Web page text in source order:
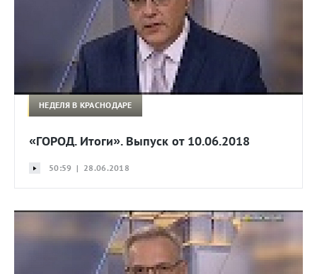
НЕДЕЛЯ В КРАСНОДАРЕ
«ГОРОД. Итоги». Выпуск от 10.06.2018
50:59 | 28.06.2018